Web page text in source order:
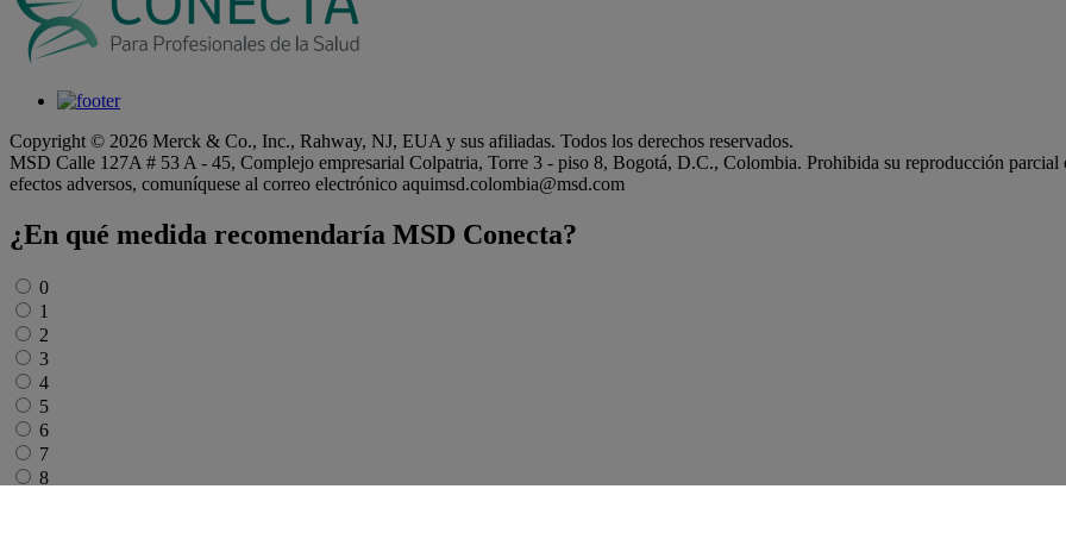
Copyright © 2026 Merck & Co., Inc., Rahway, NJ, EUA y sus afiliadas. Todos los derechos reservados.
MSD Calle 127A # 53 A - 45, Complejo empresarial Colpatria, Torre 3 - piso 8, Bogotá, D.C., Colombia. Prohibida su reproducción
efectos adversos, comuníquese al correo electrónico aquimsd.colombia@msd.com
¿En qué medida recomendaría MSD Conecta?
Untitled
0
1
2
3
4
5
6
7
8